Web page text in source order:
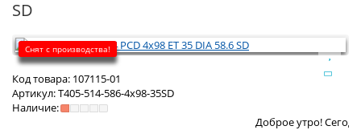
SD
Снят с производства!
Код товара: 107115-01
Артикул:T405-514-586-4x98-35SD
Наличие:
Доброе утро! СегодняПятница 7